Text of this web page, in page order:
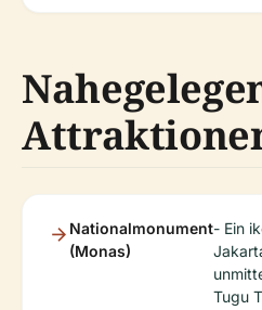
Nationalmonument
(Monas)
- Ein
Tugu